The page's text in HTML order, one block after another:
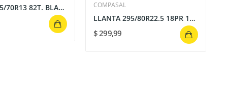
LLANTA 175/70R13 82T. BLAZER HP COMPASAL COMPASAL
LLANTA 295/80R22.5 18PR 152/149M CPS60
$ 299,99